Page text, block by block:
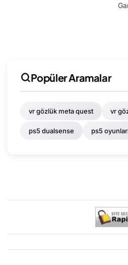
Popüler Aramalar
vr gözlük meta quest vr
ps5 dualsense ps5